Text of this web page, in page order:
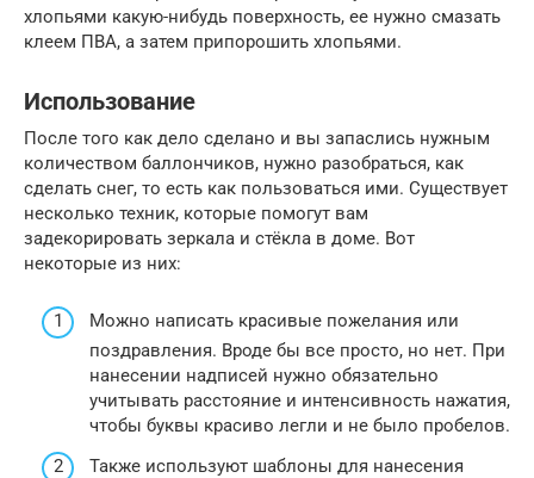
хлопьями какую-нибудь поверхность, ее нужно смазать
клеем ПВА, а затем припорошить хлопьями.
Использование
После того как дело сделано и вы запаслись нужным
количеством баллончиков, нужно разобраться, как
сделать снег, то есть как пользоваться ими. Существует
несколько техник, которые помогут вам
задекорировать зеркала и стёкла в доме. Вот
некоторые из них:
Можно написать красивые пожелания или
поздравления. Вроде бы все просто, но нет. При
нанесении надписей нужно обязательно
учитывать расстояние и интенсивность нажатия,
чтобы буквы красиво легли и не было пробелов.
Также используют шаблоны для нанесения